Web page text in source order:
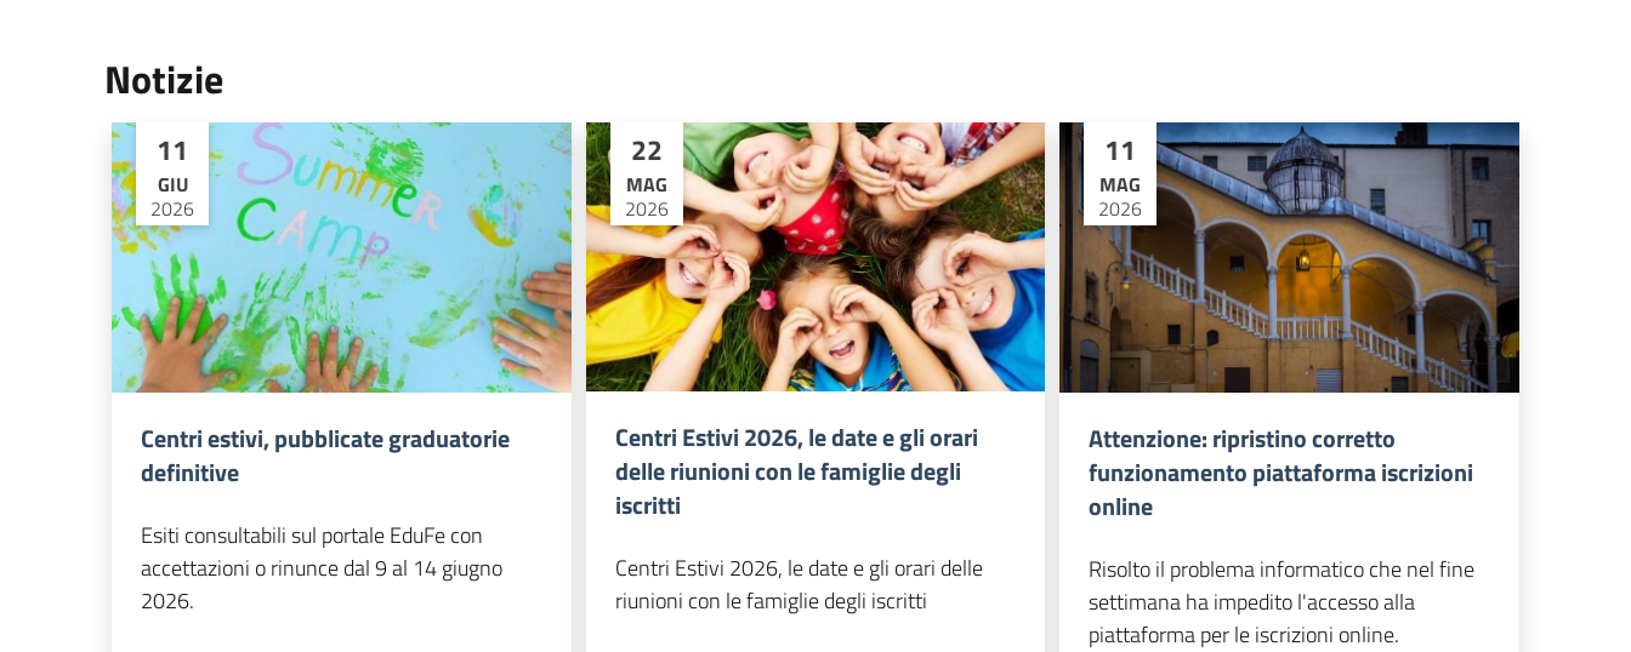
Notizie
11
GIU
2026
Centri estivi, pubblicate graduatorie
definitive
Esiti consultabili sul portale EduFe con
accettazioni o rinunce dal 9 al 14 giugno
2026.
22
MAG
2026
Centri Estivi 2026, le date e gli orari
delle riunioni con le famiglie degli
iscritti
Centri Estivi 2026, le date e gli orari delle
riunioni con le famiglie degli iscritti
11
MAG
2026
Attenzione: ripristino corretto
funzionamento piattaforma iscrizioni
online
Risolto il problema informatico che nel fine
settimana ha impedito l'accesso alla
piattaforma per le iscrizioni online.